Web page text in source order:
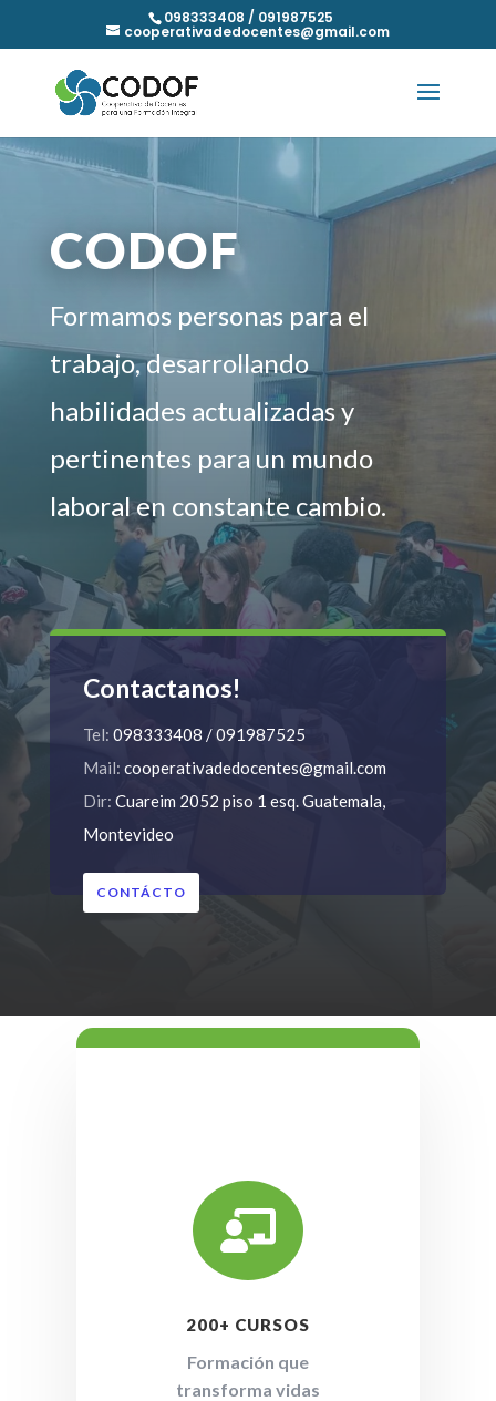
098333408 / 091987525
cooperativadedocentes@gmail.com
CODOF
Formamos personas para el
trabajo, desarrollando
habilidades actualizadas y
pertinentes para un mundo
laboral en constante cambio.
Contactanos!
Tel: 098333408 / 091987525
Mail: cooperativadedocentes@gmail.com
Dir: Cuareim 2052 piso 1 esq. Guatemala,
Montevideo
CONTÁCTO

200+ CURSOS
Formación que
transforma vidas